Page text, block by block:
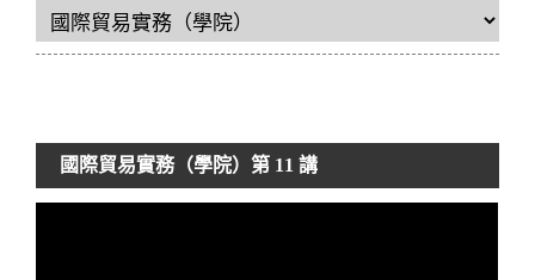
國際貿易實務（學院）第 11 講